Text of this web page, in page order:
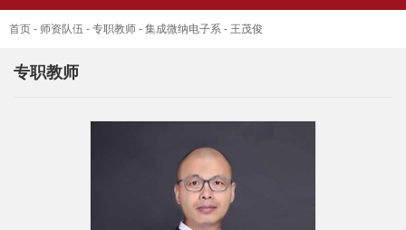
首页 - 师资队伍 - 专职教师 - 集成微纳电子系 - 王茂俊
专职教师